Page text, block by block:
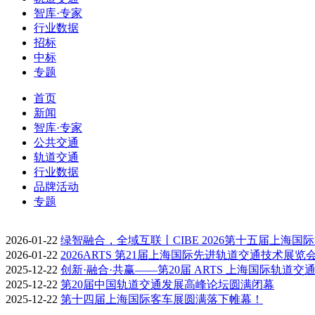
智库·专家
行业数据
招标
中标
专题
首页
新闻
智库·专家
公共交通
轨道交通
行业数据
品牌活动
专题
2026-01-22 绿智融合，全域互联丨CIBE 2026第十五届上海国
2026-01-22 2026ARTS 第21届上海国际先进轨道交通技术展览
2025-12-22 创新·融合·共赢——第20届 ARTS 上海国际轨道交
2025-12-22 第20届中国轨道交通发展高峰论坛圆满闭幕
2025-12-22 第十四届上海国际客车展圆满落下帷幕！